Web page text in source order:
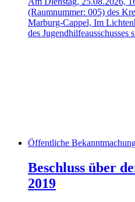
(Raumnummer: 005) des
Marburg-Cappel, Im
des Jugendhilfeausschusses
Öffentliche
Beschluss über
2019